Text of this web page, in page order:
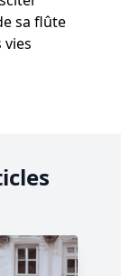
sa flûte